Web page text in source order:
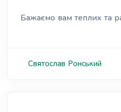
Бажаємо вам теплих та
Святослав Ронський